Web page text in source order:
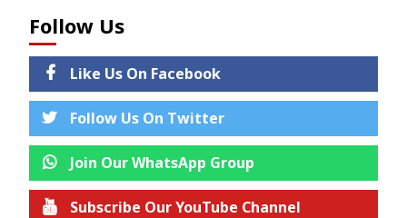
Follow Us
Like Us On Facebook
Follow Us On Twitter
Join Our WhatsApp Group
Subscribe Our YouTube Channel